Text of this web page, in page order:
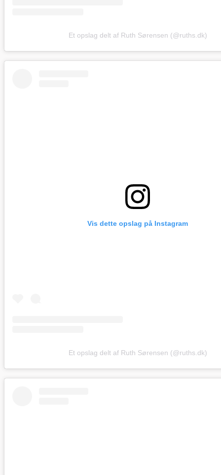
Et opslag delt af Ruth Sørensen (@ruths.dk)
Vis dette opslag på Instagram
Et opslag delt af Ruth Sørensen (@ruths.dk)